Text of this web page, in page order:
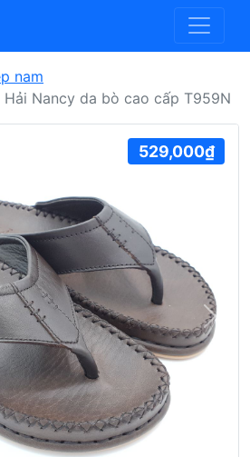
nam
Hải Nancy da bò cao cấp T959N
Next
529,000₫